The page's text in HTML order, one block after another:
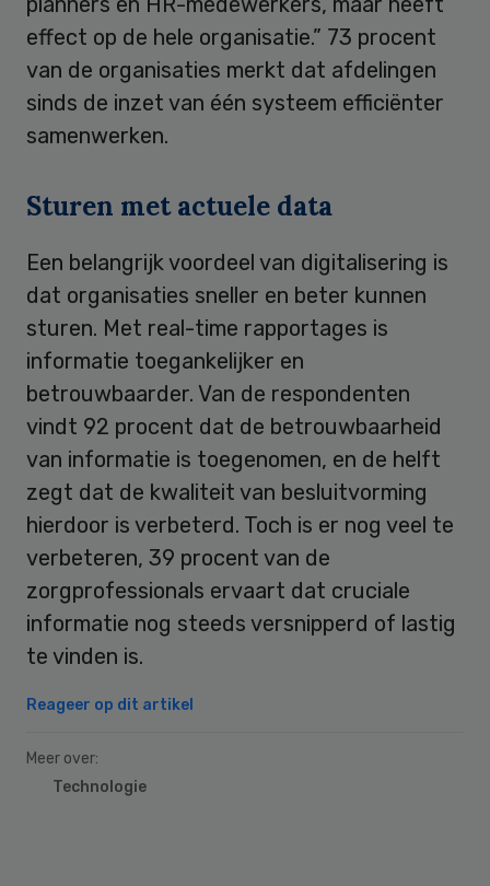
effect op de hele organisatie.” 73 procent
van de organisaties merkt dat afdelingen
sinds de inzet van één systeem efficiënter
samenwerken.
Sturen met actuele data
Een belangrijk voordeel van digitalisering is
dat organisaties sneller en beter kunnen
sturen. Met real-time rapportages is
informatie toegankelijker en
betrouwbaarder. Van de respondenten
vindt 92 procent dat de betrouwbaarheid
van informatie is toegenomen, en de helft
zegt dat de kwaliteit van besluitvorming
hierdoor is verbeterd. Toch is er nog veel te
verbeteren, 39 procent van de
zorgprofessionals ervaart dat cruciale
informatie nog steeds versnipperd of lastig
te vinden is.
Reageer op dit artikel
Meer over:
Technologie